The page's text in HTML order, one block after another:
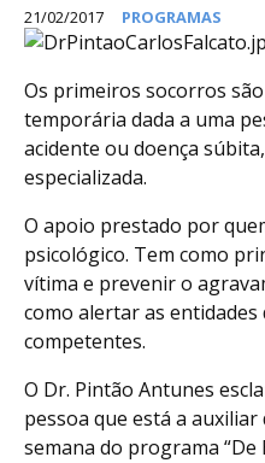
21/02/2017 PROGRAMAS
Os primeiros socorros
temporária dada a uma
acidente ou doença
especializada.
O apoio prestado por
psicológico. Tem como
vítima e prevenir o
como alertar as entidades
competentes.
O Dr. Pintão Antunes
pessoa que está a
semana do programa “De